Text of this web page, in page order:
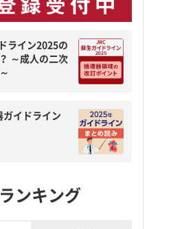
ライン2025の
～成人の二次
ガイドライン
ンキング